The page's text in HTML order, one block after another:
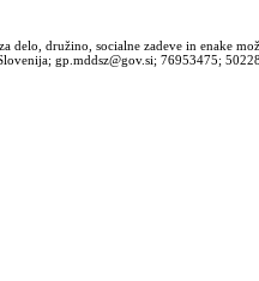
delo, družino, socialne zadeve in enake
gp.mddsz@gov.si; 76953475;